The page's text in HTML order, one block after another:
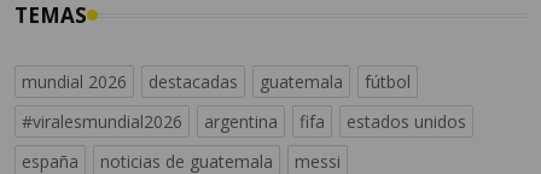
TEMAS
mundial 2026 destacadas guatemala
fútbol
#viralesmundial2026
argentina fifa
estados unidos
españa
noticias de guatemala messi